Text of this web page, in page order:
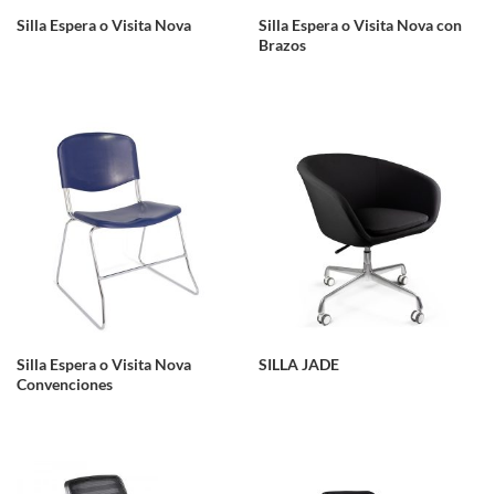
Silla Espera o Visita Nova
Silla Espera o Visita Nova con
Brazos
Silla Espera o Visita Nova
Convenciones
SILLA JADE